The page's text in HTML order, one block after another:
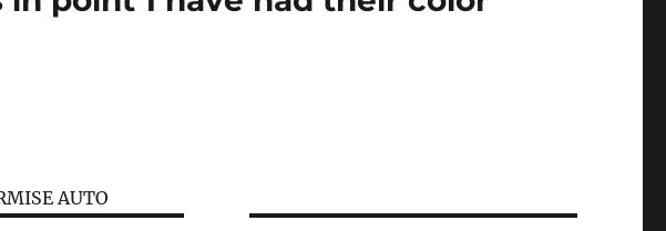
AUTO